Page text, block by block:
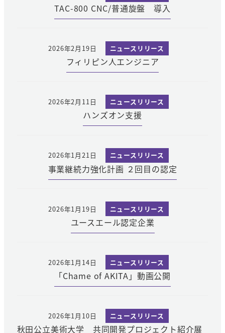
TAC-800 CNC/普通旋盤 導入
フィリピン人エンジニア
2026年2月19日 ニュースリリース
ハンズオン支援
2026年2月11日 ニュースリリース
事業継続力強化計画 ２回目の認定
2026年1月21日 ニュースリリース
ユースエール認定企業
2026年1月19日 ニュースリリース
「Chame of AKITA」動画公開
2026年1月14日 ニュースリリース
秋田公立美術大学 共同開発プロジェクト紹介展
2026年1月10日 ニュースリリース